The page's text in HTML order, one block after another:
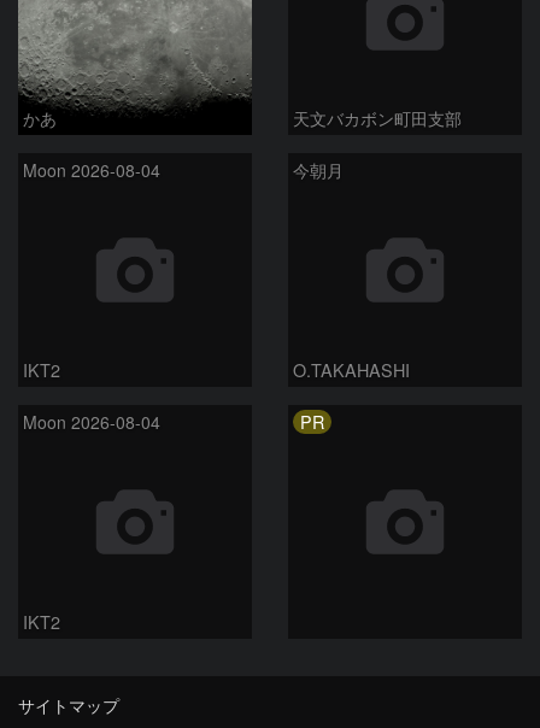
かあ 天文バカボン町田支部
Moon 2026-08-04
IKT2
今朝月
O.TAKAHASHI
Moon 2026-08-04
IKT2
PR
サイトマップ